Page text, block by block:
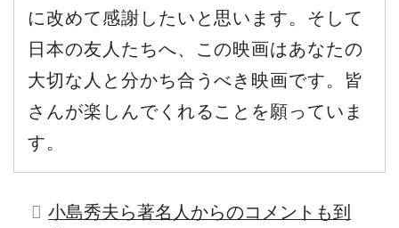
に改めて感謝したいと思います。そして
日本の友人たちへ、この映画はあなたの
大切な人と分かち合うべき映画です。皆
さんが楽しんでくれることを願っていま
す。
小島秀夫ら著名人からのコメントも到